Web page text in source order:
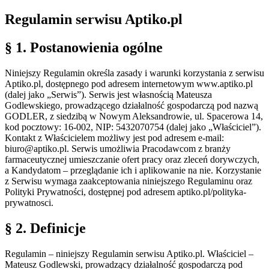
Regulamin serwisu Aptiko.pl
§ 1. Postanowienia ogólne
Niniejszy Regulamin określa zasady i warunki korzystania z serwisu
Aptiko.pl, dostępnego pod adresem internetowym www.aptiko.pl
(dalej jako „Serwis”). Serwis jest własnością Mateusza
Godlewskiego, prowadzącego działalność gospodarczą pod nazwą
GODLER, z siedzibą w Nowym Aleksandrowie, ul. Spacerowa 14,
kod pocztowy: 16-002, NIP: 5432070754 (dalej jako „Właściciel”).
Kontakt z Właścicielem możliwy jest pod adresem e-mail:
biuro@aptiko.pl. Serwis umożliwia Pracodawcom z branży
farmaceutycznej umieszczanie ofert pracy oraz zleceń dorywczych,
a Kandydatom – przeglądanie ich i aplikowanie na nie. Korzystanie
z Serwisu wymaga zaakceptowania niniejszego Regulaminu oraz
Polityki Prywatności, dostępnej pod adresem aptiko.pl/polityka-
prywatnosci.
§ 2. Definicje
Regulamin – niniejszy Regulamin serwisu Aptiko.pl. Właściciel –
Mateusz Godlewski, prowadzący działalność gospodarczą pod